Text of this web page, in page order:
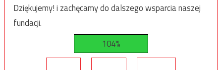
Dziękujemy! i zachęcamy do dalszego wsparcia naszej
fundacji.
104%